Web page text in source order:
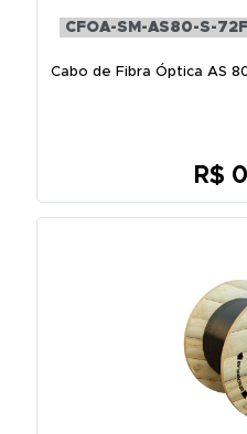
CFOA-SM-AS80-S-
Cabo de Fibra Óptica AS
R$